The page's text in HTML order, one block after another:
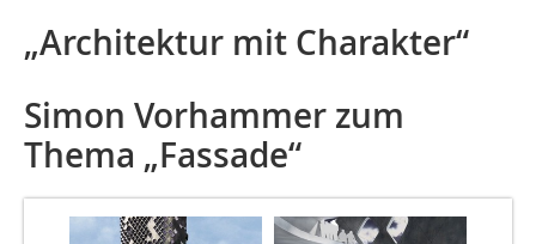
„Architektur mit Charakter“
Simon Vorhammer zum
Thema „Fassade“